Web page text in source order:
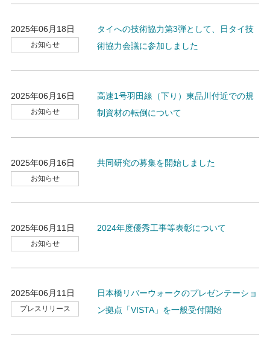
2025年06月18日
お知らせ
タイへの技術協力第3弾として、日タイ技
術協力会議に参加しました
2025年06月16日
お知らせ
高速1号羽田線（下り）東品川付近での規
制資材の転倒について
2025年06月16日
お知らせ
共同研究の募集を開始しました
2025年06月11日
お知らせ
2024年度優秀工事等表彰について
2025年06月11日
プレスリリース
日本橋リバーウォークのプレゼンテーショ
ン拠点「VISTA」を一般受付開始